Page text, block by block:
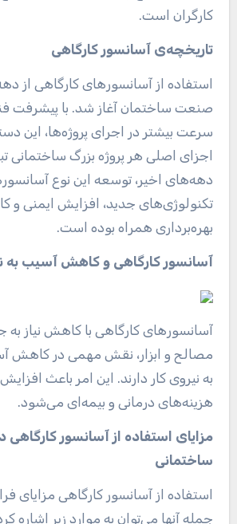
کارگران است.
تاریخچه‌ی آسانسور کارگاهی
استفاده از آسانسورهای کارگاهی از
صنعت ساختمان آغاز شد. با پیشرفت
سرعت بیشتر در اجرای پروژه‌ها، این
اجزای اصلی هر پروژه بزرگ ساختمانی
دهه‌های اخیر، توسعه این نوع
تکنولوژی‌های جدید، افزایش ایمنی و
بهره‌برداری همراه بوده است.
آسانسور کارگاهی و کاهش آسیب به
آسانسورهای کارگاهی با کاهش نیاز به
مصالح و ابزار، نقش مهمی در کاهش
به نیروی کار دارند. این امر باعث
هزینه‌های درمانی و بیمه‌ای می‌شود.
مزایای استفاده از آسانسور کارگاهی
ساختمانی
استفاده از آسانسور کارگاهی مزایای
جمله آنها می‌توان به موارد زیر اشاره